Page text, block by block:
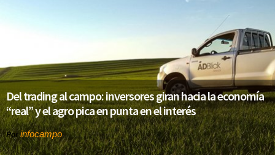
Del trading al campo: inversores giran hacia la economía
“real” y el agro pica en punta en el interés
Porinfocampo